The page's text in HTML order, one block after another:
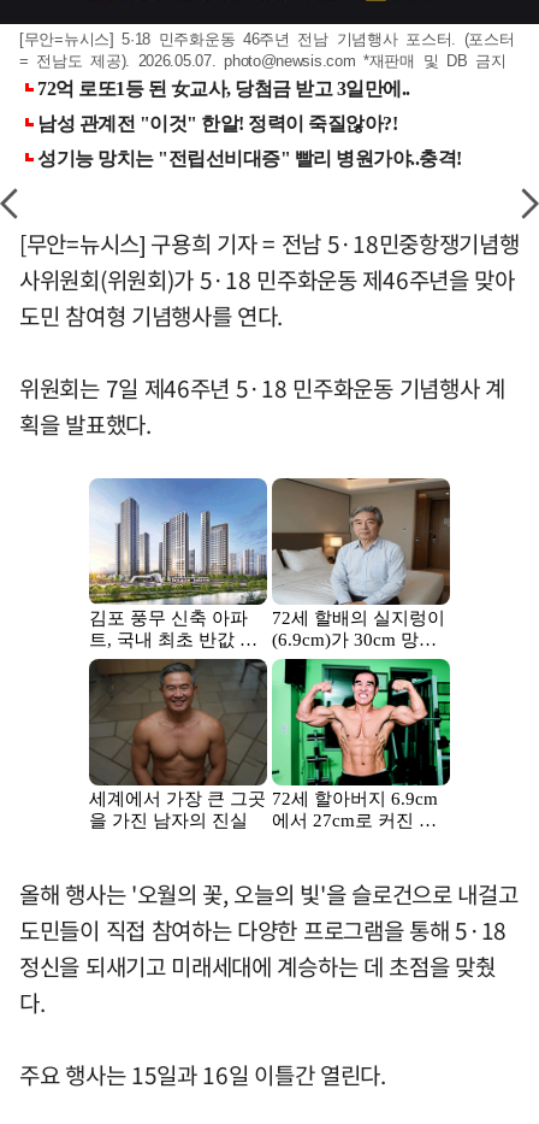
[무안=뉴시스] 5·18 민주화운동 46주년 전남 기념행사 포스터. (포스터
= 전남도 제공). 2026.05.07.photo@newsis.com *재판매 및 DB 금지
[무안=뉴시스] 구용희 기자 = 전남 5·18민중항쟁기념행
사위원회(위원회)가 5·18 민주화운동 제46주년을 맞아
도민 참여형 기념행사를 연다.
위원회는 7일 제46주년 5·18 민주화운동 기념행사 계
획을 발표했다.
올해 행사는 '오월의 꽃, 오늘의 빛'을 슬로건으로 내걸고
도민들이 직접 참여하는 다양한 프로그램을 통해 5·18
정신을 되새기고 미래세대에 계승하는 데 초점을 맞췄
다.
주요 행사는 15일과 16일 이틀간 열린다.